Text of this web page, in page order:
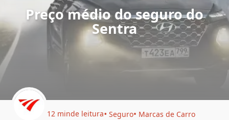
Preço médio do seguro do
Sentra
12 minde leitura Seguro Marcas de Carro